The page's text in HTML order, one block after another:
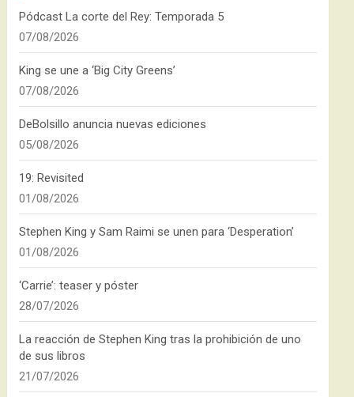
Pódcast La corte del Rey: Temporada 5
07/08/2026
King se une a ‘Big City Greens’
07/08/2026
DeBolsillo anuncia nuevas ediciones
05/08/2026
19: Revisited
01/08/2026
Stephen King y Sam Raimi se unen para ‘Desperation’
01/08/2026
‘Carrie’: teaser y póster
28/07/2026
La reacción de Stephen King tras la prohibición de uno
de sus libros
21/07/2026